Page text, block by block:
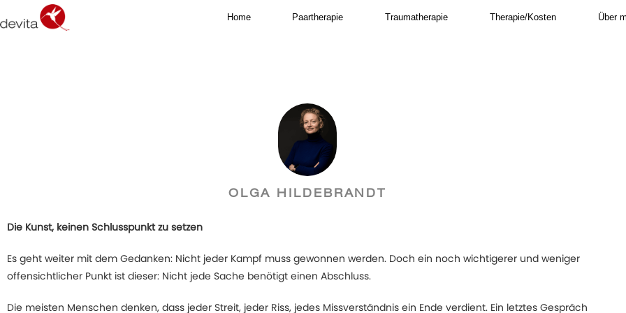
Home Paartherapie Traumatherapie Therapie/Kosten Über
OLGA HILDEBRANDT
Die Kunst, keinen Schlusspunkt zu setzen
Es geht weiter mit dem Gedanken: Nicht jeder Kampf muss gewonnen werden. Doch ein noch wichtigerer und weniger
offensichtlicher Punkt ist dieser: Nicht jede Sache benötigt einen Abschluss.
Die meisten Menschen denken, dass jeder Streit, jeder Riss, jedes Missverständnis ein Ende verdient. Ein letztes Gespräch